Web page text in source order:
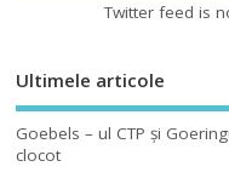
Twitter feed is
Ultimele articole
Goebels – ul CTP şi
clocot